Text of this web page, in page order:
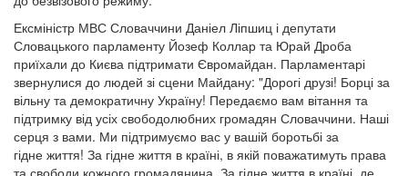
Ексміністр МВС Словаччини Даніел Ліпшиц і депутати
Словацького парламенту Йозеф Коллар та Юрай Дроба
приїхали до Києва підтримати Євромайдан. Парламентарі
звернулися до людей зі сцени Майдану: "Дорогі друзі! Борці за
вільну та демократичну Україну! Передаємо вам вітання та
підтримку від усіх свободолюбних громадян Словаччини. Наші
серця з вами. Ми підтримуємо вас у вашій боротьбі за
гідне життя! За гідне життя в країні, в якій поважатимуть права
та свободи кожного громадянина. За гідне життя в країні, де